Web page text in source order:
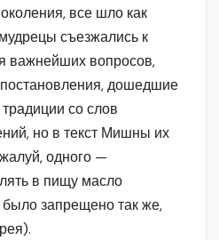
все шло как
съезжались к
важнейших вопросов,
дошедшие
со слов
но в текст Мишны их
одного —
в пищу масло
запрещено так же,